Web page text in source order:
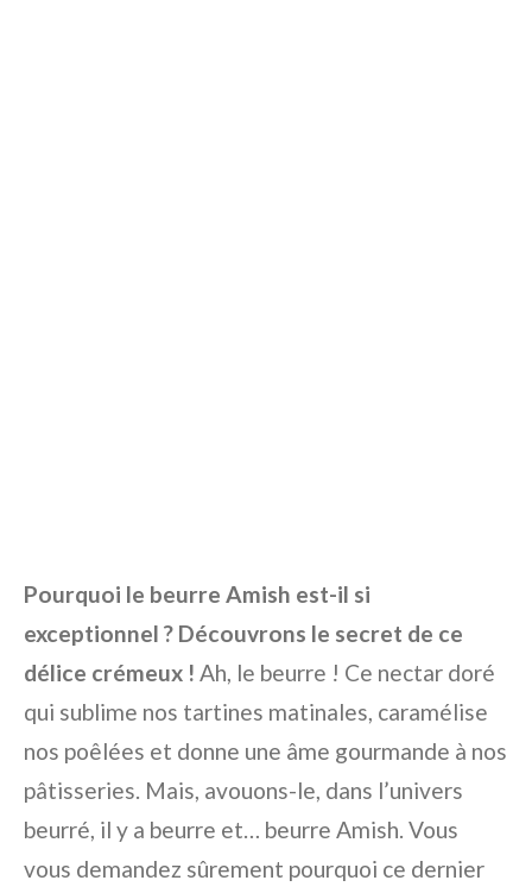
Pourquoi le beurre Amish est-il si
exceptionnel ? Découvrons le secret de ce
délice crémeux ! Ah, le beurre ! Ce nectar doré
qui sublime nos tartines matinales, caramélise
nos poêlées et donne une âme gourmande à nos
pâtisseries. Mais, avouons-le, dans l’univers
beurré, il y a beurre et… beurre Amish. Vous
vous demandez sûrement pourquoi ce dernier